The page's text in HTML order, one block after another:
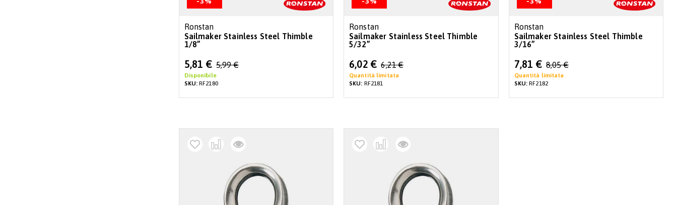
Ronstan
Sailmaker Stainless Steel Thimble
1/8”
Special
Price
5,81 € 5,99 €
Disponibile
SKU:RF2180
Ronstan
Sailmaker Stainless Steel Thimble
5/32”
Special
Price
6,02 € 6,21 €
Quantità limitata
SKU: RF2181
Ronstan
Sailmaker Stainless Steel Thimble
3/16”
Special
Price
7,81 € 8,05 €
Quantità limitata
SKU:RF2182